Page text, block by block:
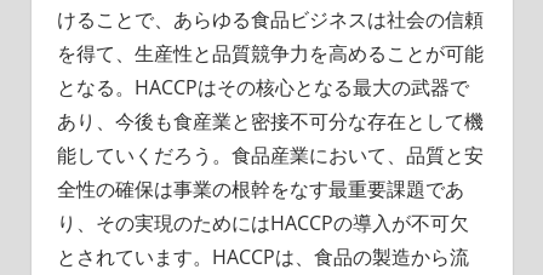
けることで、あらゆる食品ビジネスは社会の信頼
を得て、生産性と品質競争力を高めることが可能
となる。HACCPはその核心となる最大の武器で
あり、今後も食産業と密接不可分な存在として機
能していくだろう。食品産業において、品質と安
全性の確保は事業の根幹をなす最重要課題であ
り、その実現のためにはHACCPの導入が不可欠
とされています。HACCPは、食品の製造から流